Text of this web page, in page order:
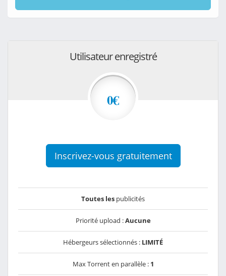
Utilisateur enregistré
0€
Inscrivez-vous gratuitement
Toutes les publicités
Priorité upload :Aucune
Hébergeurs sélectionnés : LIMITÉ
Max Torrent en parallèle : 1